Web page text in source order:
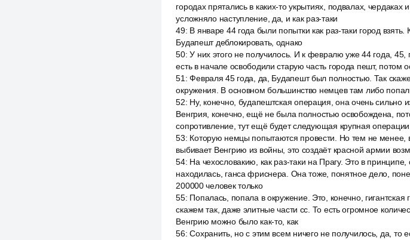
городах прятались в каких-то укрытиях, подвалах,
усложняло наступление, да, и как раз-таки
49: В январе 44 года были попытки как раз-таки город
Будапешт деблокировать, однако
50:У них этого не получилось. И к февралю уже 44 года,
есть в начале освободили старую часть города пешт, потом
51 :Февраля 45 года, да, Будапешт был полностью. Так
окружения. В основном большинство немцев там либо
52: Ну, конечно, будапештская операция, она очень сильно
Венгрия, конечно, ещё не была полностью освобождена,
сопротивление, тут ещё будет следующая крупная операции.
53: Которую немцы попытаются провести. Но тем не менее,
выбивает Венгрию из войны, это создаёт красной армии
54: На чехословакию, как раз-таки на Прагу. Это в
находилась, ганса фриснера. Она тоже, понятное дело,
200000 человек только
55: Попалась, попала в окружение. Это, конечно, гигантская
скажем так, даже элитные части сс. То есть огромное
Венгрию можно было как-то, как
56:Сохранить, но с этим всем ничего не получилось, да, то